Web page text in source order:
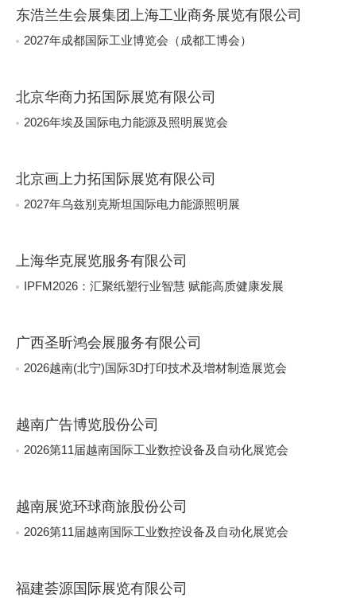
东浩兰生会展集团上海工业商务展览有限公司
2027年成都国际工业博览会（成都工博会）
北京华商力拓国际展览有限公司
2026年埃及国际电力能源及照明展览会
北京画上力拓国际展览有限公司
2027年乌兹别克斯坦国际电力能源照明展
上海华克展览服务有限公司
IPFM2026：汇聚纸塑行业智慧 赋能高质健康发展
广西圣昕鸿会展服务有限公司
2026越南(北宁)国际3D打印技术及增材制造展览会
越南广告博览股份公司
2026第11届越南国际工业数控设备及自动化展览会
越南展览环球商旅股份公司
2026第11届越南国际工业数控设备及自动化展览会
福建荟源国际展览有限公司